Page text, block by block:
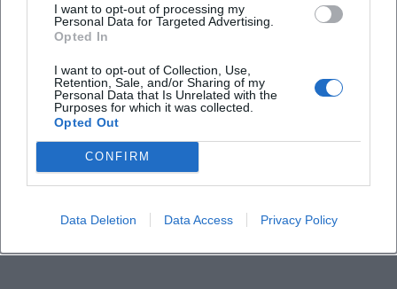
I want to opt-out of processing my
Personal Data for Targeted Advertising.
Opted In
I want to opt-out of Collection, Use,
Retention, Sale, and/or Sharing of my
Personal Data that Is Unrelated with the
Purposes for which it was collected.
Opted Out
CONFIRM
Data Deletion Data Access Privacy Policy